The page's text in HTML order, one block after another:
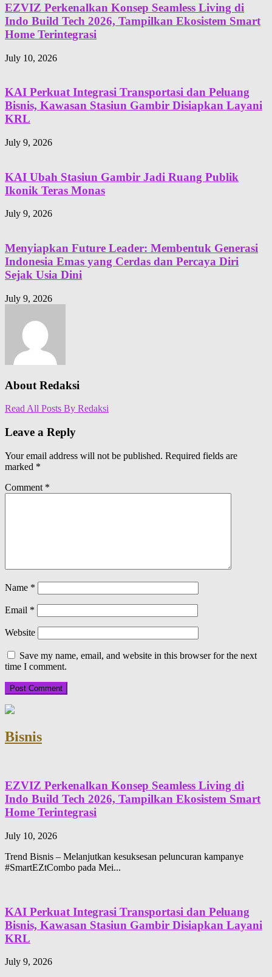
EZVIZ Perkenalkan Konsep Seamless Living di
Indo Build Tech 2026, Tampilkan Ekosistem Smart
Home Terintegrasi
July 10, 2026
KAI Perkuat Integrasi Transportasi dan Peluang
Bisnis, Kawasan Stasiun Gambir Disiapkan Layani
KRL
July 9, 2026
KAI Ubah Stasiun Gambir Jadi Ruang Publik
Ikonik Teras Monas
July 9, 2026
Menyiapkan Future Leader: Membentuk Generasi
Indonesia Emas yang Cerdas dan Percaya Diri
Sejak Usia Dini
July 9, 2026
About Redaksi
Read All Posts By Redaksi
Leave a Reply
Your email address will not be published. Required fields are
marked *
Comment *
Name *
Email *
Website
Save my name, email, and website in this browser for the next
time I comment.
Bisnis
EZVIZ Perkenalkan Konsep Seamless Living di
Indo Build Tech 2026, Tampilkan Ekosistem Smart
Home Terintegrasi
July 10, 2026
Trend Bisnis – Melanjutkan kesuksesan peluncuran kampanye
#SmartEZtCombo pada Mei...
KAI Perkuat Integrasi Transportasi dan Peluang
Bisnis, Kawasan Stasiun Gambir Disiapkan Layani
KRL
July 9, 2026